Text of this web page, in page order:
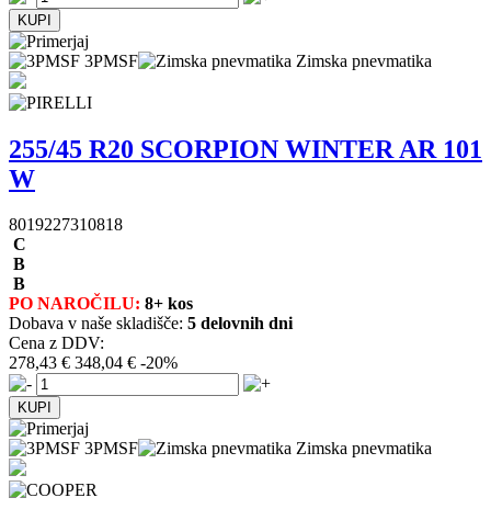
3PMSF Zimska pnevmatika
255/45 R20 SCORPION WINTER AR 101
W
8019227310818
C
B
B
PO NAROČILU: 8+ kos
Dobava v naše skladišče: 5 delovnih dni
Cena z DDV:
278,43 € 348,04 € -20%
3PMSF Zimska pnevmatika